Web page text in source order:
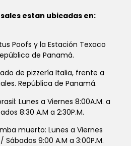
estan ubicadas en:
Poofs y la Estación Texaco
de Panamá.
de pizzería Italia, frente a
República de Panamá.
Lunes a Viernes 8:00A.M. a
8:30 A.M a 2:30P.M.
muerto: Lunes a Viernes
Sábados 9:00 A.M a 3:00P.M.